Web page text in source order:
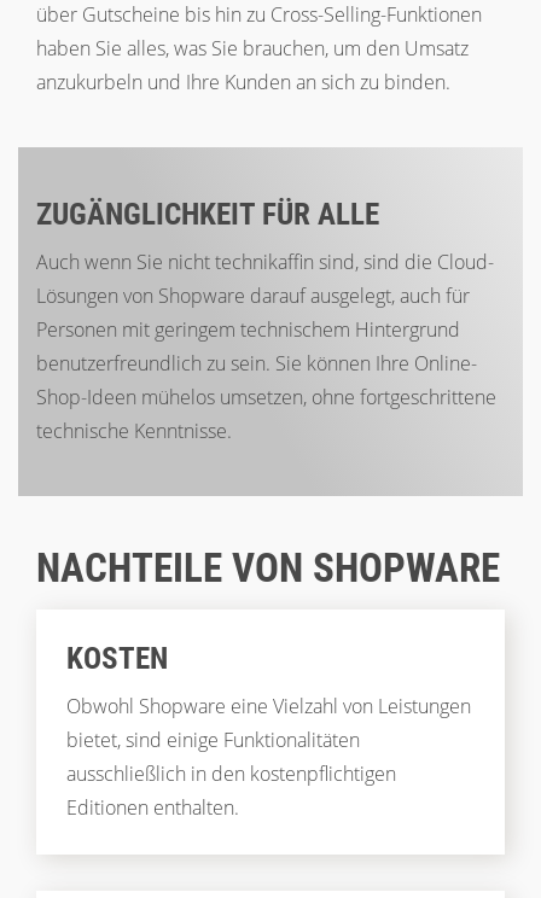
über Gutscheine bis hin zu Cross-Selling-Funktionen
haben Sie alles, was Sie brauchen, um den Umsatz
anzukurbeln und Ihre Kunden an sich zu binden.
ZUGÄNGLICHKEIT FÜR ALLE
Auch wenn Sie nicht technikaffin sind, sind die Cloud-
Lösungen von Shopware darauf ausgelegt, auch für
Personen mit geringem technischem Hintergrund
benutzerfreundlich zu sein. Sie können Ihre Online-
Shop-Ideen mühelos umsetzen, ohne fortgeschrittene
technische Kenntnisse.
NACHTEILE VON SHOPWARE
KOSTEN
Obwohl Shopware eine Vielzahl von Leistungen
bietet, sind einige Funktionalitäten
ausschließlich in den kostenpflichtigen
Editionen enthalten.